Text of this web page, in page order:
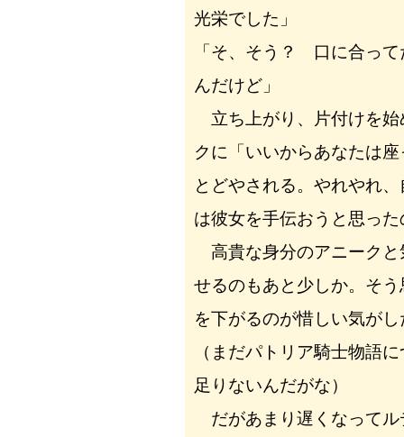
光栄でした」
「そ、そう？ 口に合って
んだけど」
立ち上がり、片付けを始
クに「いいからあなたは
とどやされる。やれやれ
は彼女を手伝おうと思った
高貴な身分のアニークと
せるのもあと少しか。そ
を下がるのが惜しい気がし
（まだパトリア騎士物語
足りないんだがな）
だがあまり遅くなってル